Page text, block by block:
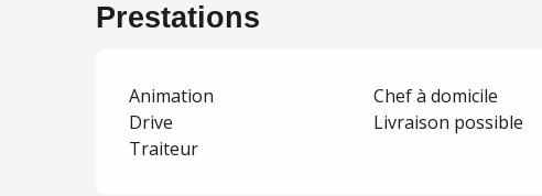
Prestations
Animation Chef à domicile
Drive
Livraison possible
Traiteur